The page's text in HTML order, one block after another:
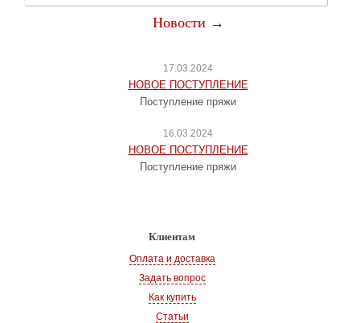
Новости →
17.03.2024
НОВОЕ ПОСТУПЛЕНИЕ
Поступление пряжи
16.03.2024
НОВОЕ ПОСТУПЛЕНИЕ
Поступление пряжи
Клиентам
Оплата и доставка
Задать вопрос
Как купить
Статьи